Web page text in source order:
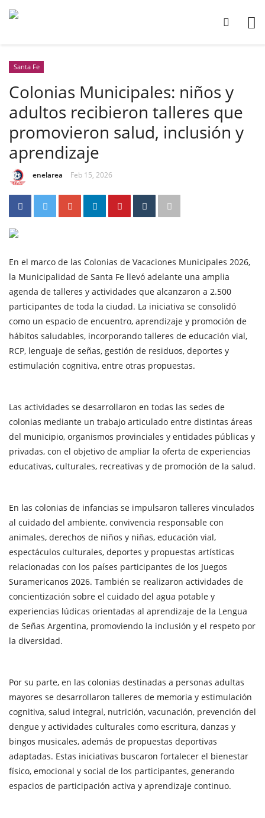
Santa Fe
Colonias Municipales: niños y
adultos recibieron talleres que
promovieron salud, inclusión y
aprendizaje
enelarea Feb 15, 2026
En el marco de las Colonias de Vacaciones Municipales 2026,
la Municipalidad de Santa Fe llevó adelante una amplia
agenda de talleres y actividades que alcanzaron a 2.500
participantes de toda la ciudad. La iniciativa se consolidó
como un espacio de encuentro, aprendizaje y promoción de
hábitos saludables, incorporando talleres de educación vial,
RCP, lenguaje de señas, gestión de residuos, deportes y
estimulación cognitiva, entre otras propuestas.
Las actividades se desarrollaron en todas las sedes de
colonias mediante un trabajo articulado entre distintas áreas
del municipio, organismos provinciales y entidades públicas y
privadas, con el objetivo de ampliar la oferta de experiencias
educativas, culturales, recreativas y de promoción de la salud.
En las colonias de infancias se impulsaron talleres vinculados
al cuidado del ambiente, convivencia responsable con
animales, derechos de niños y niñas, educación vial,
espectáculos culturales, deportes y propuestas artísticas
relacionadas con los países participantes de los Juegos
Suramericanos 2026. También se realizaron actividades de
concientización sobre el cuidado del agua potable y
experiencias lúdicas orientadas al aprendizaje de la Lengua
de Señas Argentina, promoviendo la inclusión y el respeto por
la diversidad.
Por su parte, en las colonias destinadas a personas adultas
mayores se desarrollaron talleres de memoria y estimulación
cognitiva, salud integral, nutrición, vacunación, prevención del
dengue y actividades culturales como escritura, danzas y
bingos musicales, además de propuestas deportivas
adaptadas. Estas iniciativas buscaron fortalecer el bienestar
físico, emocional y social de los participantes, generando
espacios de participación activa y aprendizaje continuo.